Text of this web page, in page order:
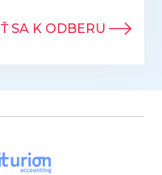
SA K ODBERU